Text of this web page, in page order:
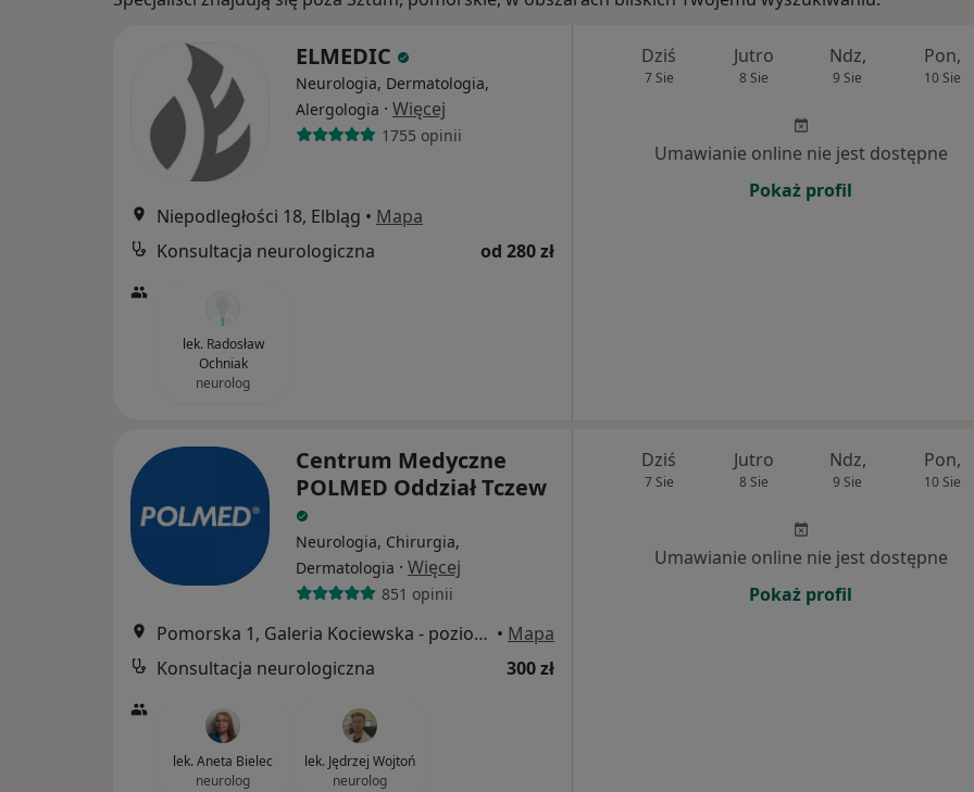
ELMEDIC
Neurologia, Dermatologia,
Alergologia · Więcej
1755 opinii
Niepodległości 18, Elbląg • Mapa
Konsultacja neurologiczna
od 280 zł
lek. Radosław
Ochniak
neurolog
Dziś
7 Sie
Jutro
8 Sie
Ndz,
9 Sie
Pon,
10 Sie
Umawianie online nie jest dostępne
Pokaż profil
Centrum Medyczne
POLMED Oddział Tczew
Neurologia, Chirurgia,
Dermatologia · Więcej
851 opinii
Pomorska 1, Galeria Kociewska - poziom 2, Tczew • Mapa
Konsultacja neurologiczna
300 zł
lek. Aneta Bielec
neurolog
lek. Jędrzej Wojtoń
neurolog
Dziś
7 Sie
Jutro
8 Sie
Ndz,
9 Sie
Pon,
10 Sie
Umawianie online nie jest dostępne
Pokaż profil